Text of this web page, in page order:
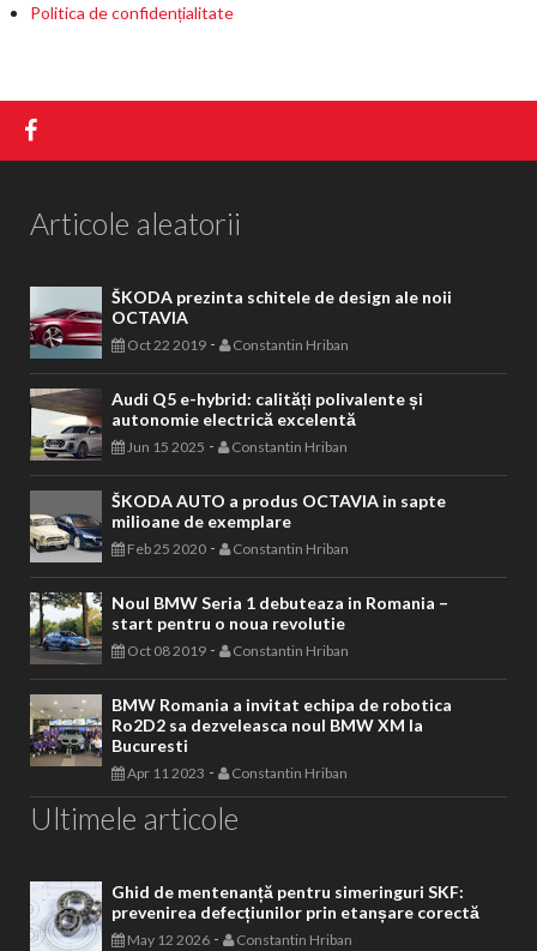
Politica de confidențialitate
Articole aleatorii
ŠKODA prezinta schitele de design ale noii
OCTAVIA
Oct 22 2019 - Constantin Hriban
Audi Q5 e-hybrid: calități polivalente și
autonomie electrică excelentă
Jun 15 2025 - Constantin Hriban
ŠKODA AUTO a produs OCTAVIA in sapte
milioane de exemplare
Feb 25 2020 - Constantin Hriban
Noul BMW Seria 1 debuteaza in Romania –
start pentru o noua revolutie
Oct 08 2019 - Constantin Hriban
BMW Romania a invitat echipa de robotica
Ro2D2 sa dezveleasca noul BMW XM la
Bucuresti
Apr 11 2023 - Constantin Hriban
Ultimele articole
Ghid de mentenanță pentru simeringuri SKF:
prevenirea defecțiunilor prin etanșare corectă
May 12 2026 - Constantin Hriban